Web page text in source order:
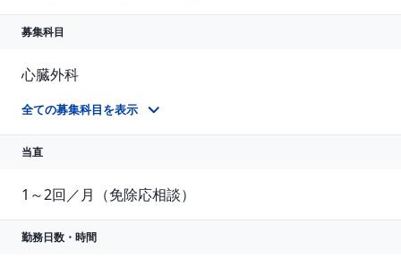
募集科目
心臓外科
全ての募集科目を表示
当直
1～2回／月（免除応相談）
勤務日数・時間